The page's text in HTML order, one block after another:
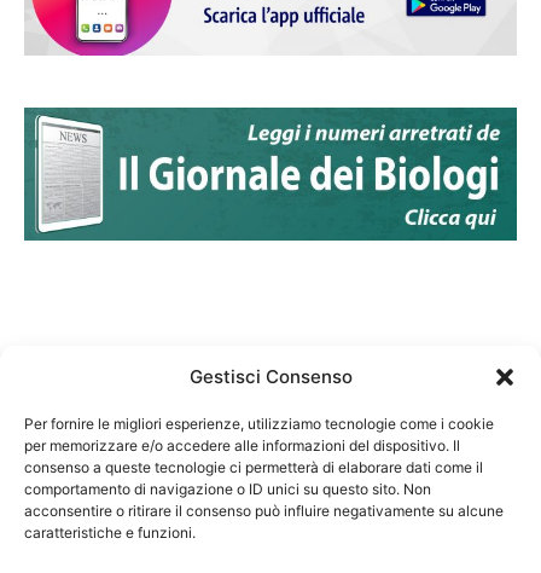
Gestisci Consenso
Per fornire le migliori esperienze, utilizziamo tecnologie come i cookie
per memorizzare e/o accedere alle informazioni del dispositivo. Il
consenso a queste tecnologie ci permetterà di elaborare dati come il
comportamento di navigazione o ID unici su questo sito. Non
acconsentire o ritirare il consenso può influire negativamente su alcune
caratteristiche e funzioni.
Federazione Nazionale Degli Ordini dei Biologi:
codice fiscale 80069130583
Responsabile sito internet www.fnob.it: